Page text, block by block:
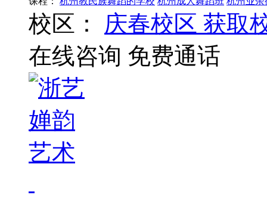
校区： 庆春校区 获取
在线咨询 免费通话